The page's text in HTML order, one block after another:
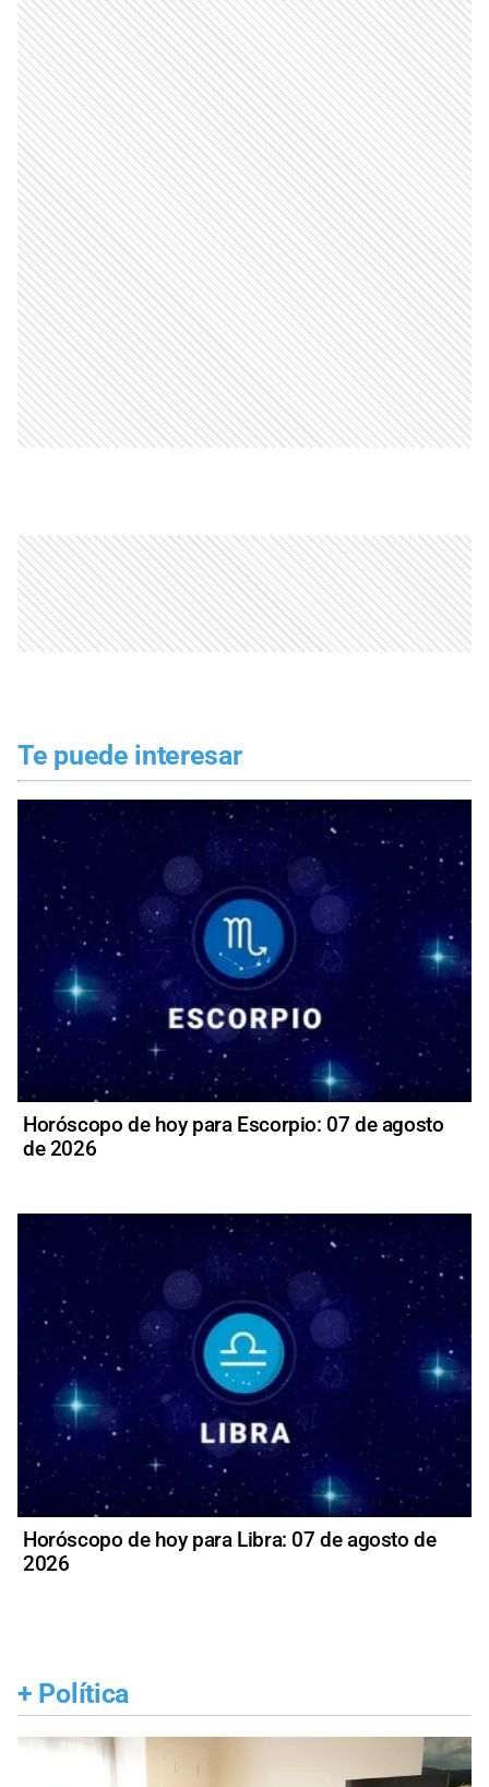
Te puede interesar
Horóscopo de hoy para Escorpio: 07 de agosto
de 2026
Horóscopo de hoy para Libra: 07 de agosto de
2026
+ Política